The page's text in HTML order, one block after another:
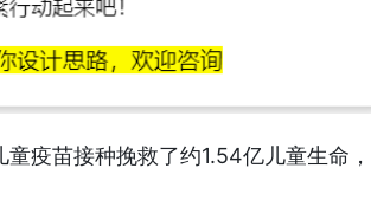
疫苗接种挽救了约1.54亿儿童生命